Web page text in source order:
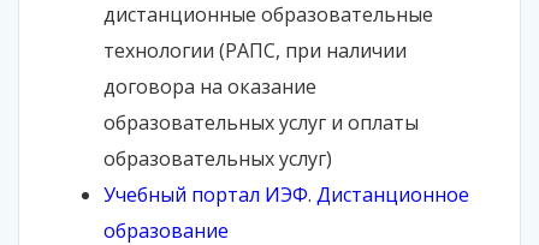
дистанционные образовательные
технологии (РАПС, при наличии
договора на оказание
образовательных услуг и оплаты
образовательных услуг)
Учебный портал ИЭФ. Дистанционное
образование